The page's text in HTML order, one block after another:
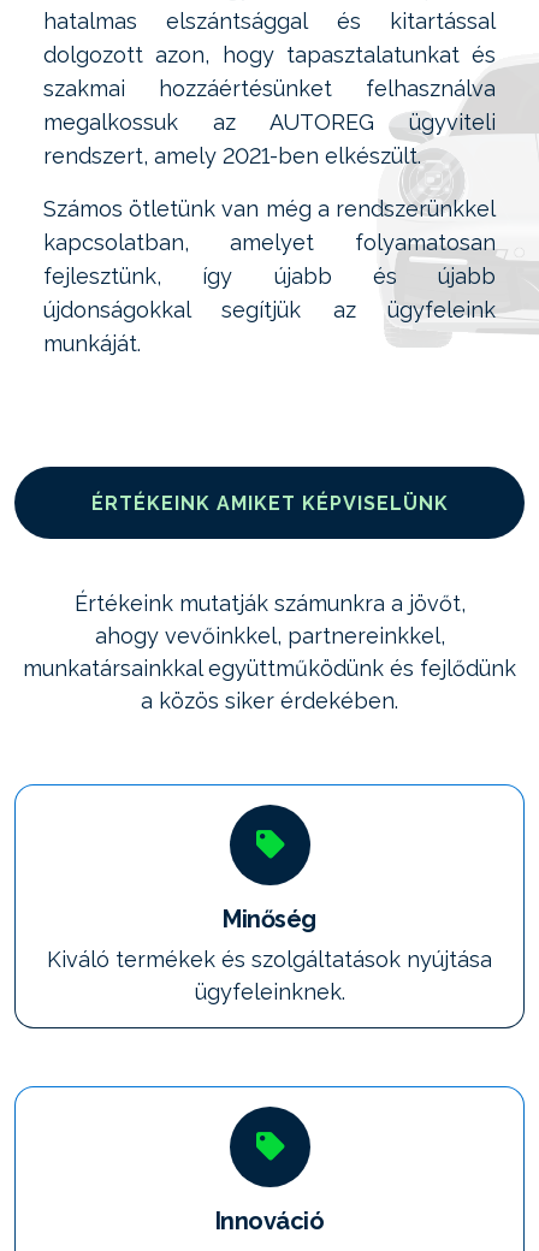
hatalmas elszántsággal és kitartással
dolgozott azon, hogy tapasztalatunkat és
szakmai hozzáértésünket felhasználva
megalkossuk az AUTOREG ügyviteli
rendszert, amely 2021-ben elkészült.
Számos ötletünk van még a rendszerünkkel
kapcsolatban, amelyet folyamatosan
fejlesztünk, így újabb és újabb
újdonságokkal segítjük az ügyfeleink
munkáját.
ÉRTÉKEINK AMIKET KÉPVISELÜNK
Értékeink mutatják számunkra a jövőt,
ahogy vevőinkkel, partnereinkkel,
munkatársainkkal együttműködünk és fejlődünk
a közös siker érdekében.
Minőség
Kiváló termékek és szolgáltatások nyújtása
ügyfeleinknek.
Innováció